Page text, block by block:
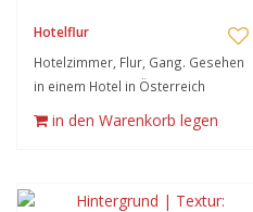
Hotelflur
Hotelzimmer, Flur, Gang. Gesehen
in einem Hotel in Österreich
in den Warenkorb legen